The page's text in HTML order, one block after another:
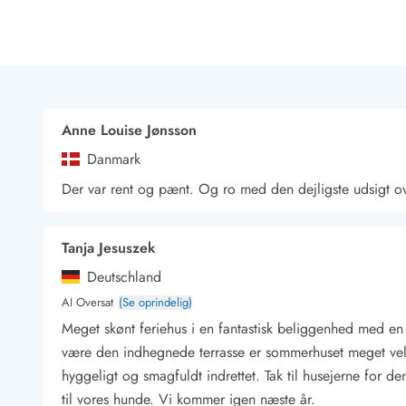
Minigolf i Vestjylland
Svømmehaller og badelande
Golfferie i sommerhus
Rideskoler/Ponyridning
Vandring langs Vestkysten
Vandski for hele familien
Sejlads langs Vestkysten
Kulturaktiviteter
Historiske museer
Anne Louise Jønsson
Danmark
Der var rent og pænt. Og ro med den dejligste udsigt
Tanja Jesuszek
Deutschland
AI Oversat (Se oprindelig)
Meget skønt feriehus i en fantastisk beliggenhed med
være den indhegnede terrasse er sommerhuset meget
hyggeligt og smagfuldt indrettet. Tak til husejerne for
til vores hunde. Vi kommer igen næste år.